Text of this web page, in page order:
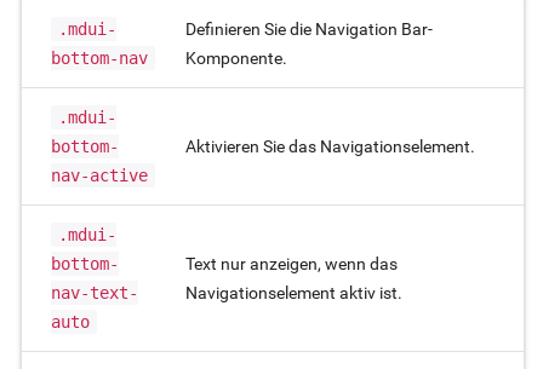
.mdui-
bottom-nav
Definieren Sie die Navigation Bar-
Komponente.
.mdui-
bottom-
nav-active
Aktivieren Sie das Navigationselement.
.mdui-
bottom-
nav-text-
auto
Text nur anzeigen, wenn das
Navigationselement aktiv ist.